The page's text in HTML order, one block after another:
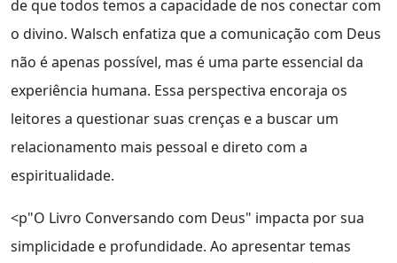
de que todos temos a capacidade de nos conectar com
o divino. Walsch enfatiza que a comunicação com Deus
não é apenas possível, mas é uma parte essencial da
experiência humana. Essa perspectiva encoraja os
leitores a questionar suas crenças e a buscar um
relacionamento mais pessoal e direto com a
espiritualidade.
<p"O Livro Conversando com Deus" impacta por sua
simplicidade e profundidade. Ao apresentar temas